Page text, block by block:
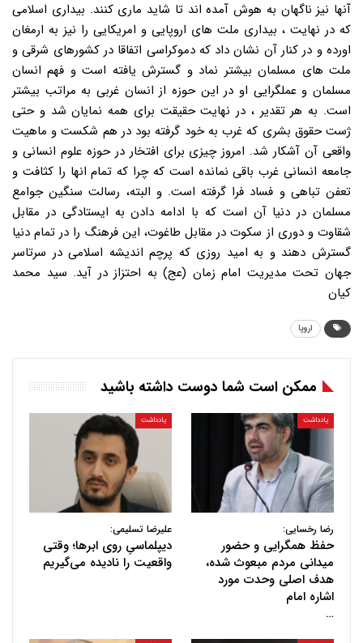
آنها نیز ناگهان به هوش آمده اند تا شاید ماری کنند. بیداری اسلامی
که در نهایت ، بیداری ملت های اروپایی و امریکایی را نیز به ارمغان
اورده و در کنار آن نشان داد که دموکراسی اتفاقا در کشورهای شرقی و
ملت های مسلمان بیشتر نماد و گسترش یافته است و فهم انسان
مسلمان و عملگرایی او در این حوزه از انسان غربی به مراتب بیشتر
است. به هر تقدیر ، در نهایت حقیقت برای همه نمایان شد و حتی
ژست حقوق بشری که غرب به خود گرفته بود در هم شکست و ماهیت
واقعی آن آشکار شد. امروز چیزی برای افتخار در حوزه علوم انسانی و
جامعه انسانی غرب باقی نمانده است که چرا که تمام انها را کثافت و
تعفن تباهی و فساد فرا گرفته است. و البته، رسالت سنگین جوامع
مسلمان در دنیا آن است که با ادامه دادن به ایستادگی در مقابل
شقاوت و دوری از سکوت در مقابل طاغوت، این فرهنگ را در تمام دنیا
گسترش دهند و به امید روزی که پرچم اندیشه اسلامی در سرتاسر
جهان تحت مدیریت امام زمان (عج) به احتزاز در آید. سید محمد
کیان
اروپا
ممکن است شما دوست داشته باشید
یادداشت
رضا رخسایی:
حفظ همگرایی و حضور
میدانی مردم مبعوث شده،
هدف اصلی وحدت مورد
اشاره امام
…
یادداشت
علیرضا تسلیمی:
دیپلماسیِ روی ابرها؛ وقتی
واقعیت را نادیده می‌گیریم